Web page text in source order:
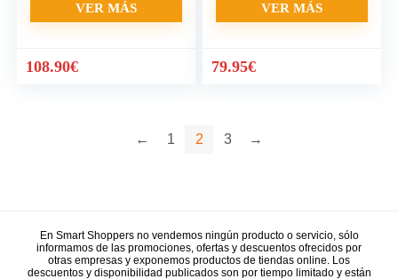
VER MÁS
108.90€
VER MÁS
79.95€
← 1 2 3 →
En Smart Shoppers no vendemos ningún producto o servicio, sólo
informamos de las promociones, ofertas y descuentos ofrecidos por
otras empresas y exponemos productos de tiendas online. Los
descuentos y disponibilidad publicados son por tiempo limitado y están